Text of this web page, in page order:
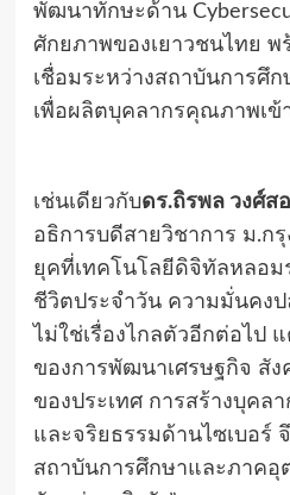
พัฒนาทักษะด้าน
ศักยภาพของเยาวชนไทย พ
เชื่อมระหว่างสถาบันการศึ
เพื่อผลิตบุคลากรคุณภาพเข้
เช่นเดียวกับดร.ถิรพล วงศ์ส
อธิการบดีสายวิชาการ ม.กรุ
ยุคที่เทคโนโลยีดิจิทัลหลอม
ชีวิตประจำวัน ความมั่นคงป
ไม่ใช่เรื่องไกลตัวอีกต่อไป
ของการพัฒนาเศรษฐกิจ สั
ของประเทศ การสร้างบุคล
และจริยธรรมด้านไซเบอร์
สถาบันการศึกษาและภาคอุ